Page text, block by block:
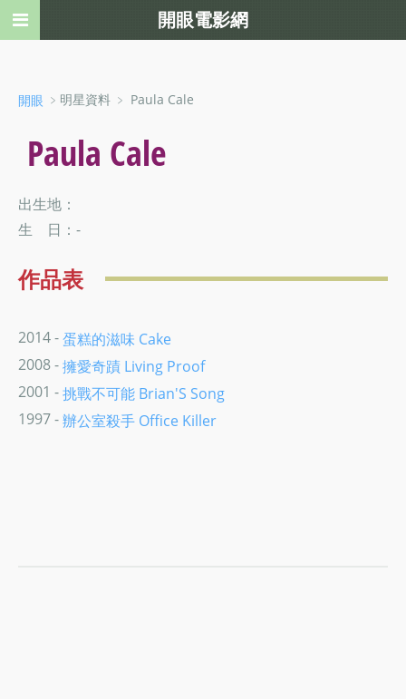
開眼 ﹥明星資料 ﹥ Paula Cale
Paula Cale
出生地：
生 日：-
作品表
2014 -蛋糕的滋味 Cake
2008 -擁愛奇蹟 Living Proof
2001 -挑戰不可能 Brian'S Song
1997 -辦公室殺手 Office Killer
開眼電影網